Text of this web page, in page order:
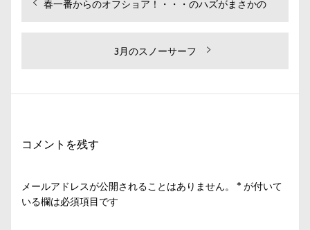
投
ョ
過
春一番からのオフショア！・・・のハズがまさかの
次
稿:
3月のスノーサーフ
コメントを残す
メールアドレスが公開されることはありません。 * が付いて
いる欄は必須項目です